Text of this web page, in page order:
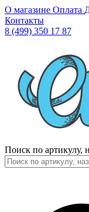
О магазине Оплата
Контакты
8 (499) 350 17 87
Поиск по артикулу,